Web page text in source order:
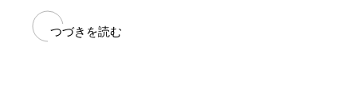
つづきを読む